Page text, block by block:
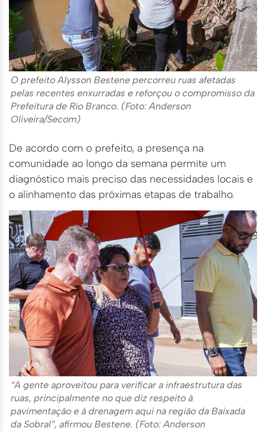
O prefeito Alysson Bestene percorreu ruas afetadas
pelas recentes enxurradas e reforçou o compromisso da
Prefeitura de Rio Branco. (Foto: Anderson
Oliveira/Secom)
De acordo com o prefeito, a presença na
comunidade ao longo da semana permite um
diagnóstico mais preciso das necessidades locais e
o alinhamento das próximas etapas de trabalho.
“A gente aproveitou para verificar a infraestrutura das
ruas, principalmente no que diz respeito à
pavimentação e à drenagem aqui na região da Baixada
da Sobral”, afirmou Bestene. (Foto: Anderson